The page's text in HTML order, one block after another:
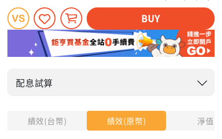
績效(台幣) 績效(原幣)
淨值
BUY
配息試算